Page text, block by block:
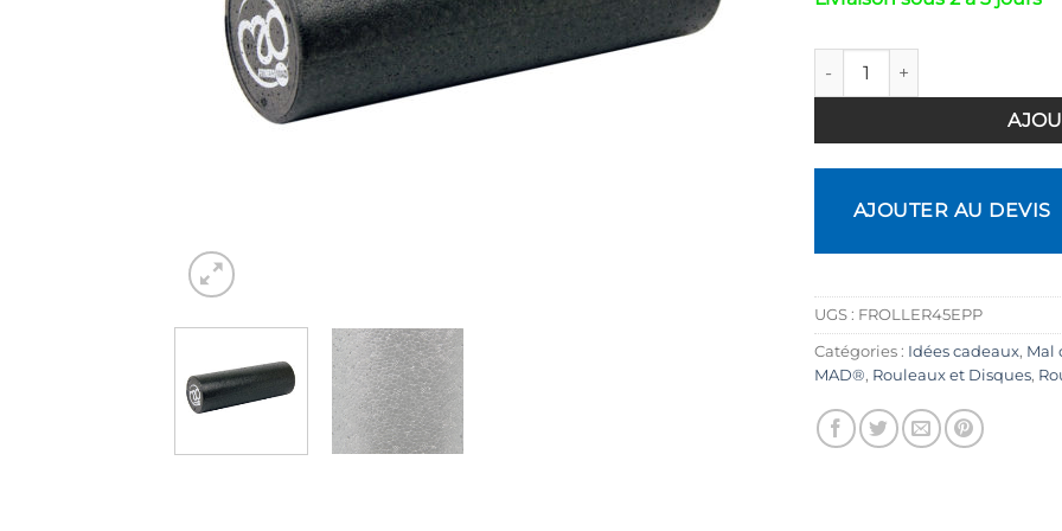
quantité de Foam Roller Pro
AJOUTER AU DEVIS
UGS : FROLLER45EPP
Catégories : Idées cadeaux, Mal
MAD®, Rouleaux et Disques,